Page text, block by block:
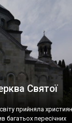
“Вино. Крим
вдосталь: воно все
Святої
прийняла
багатьох пересічних